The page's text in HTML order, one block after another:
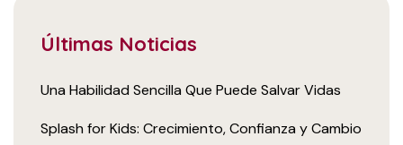
Últimas Noticias
Una Habilidad Sencilla Que Puede Salvar Vidas
Splash for Kids: Crecimiento, Confianza y Cambio